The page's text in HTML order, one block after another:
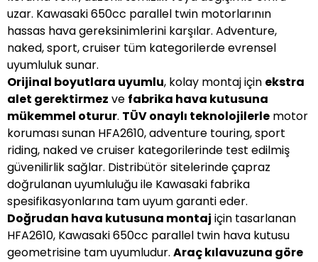
uzar. Kawasaki 650cc parallel twin motorlarının
hassas hava gereksinimlerini karşılar. Adventure,
naked, sport, cruiser tüm kategorilerde evrensel
uyumluluk sunar.
Orijinal boyutlara uyumlu, kolay montaj için ekstra
alet gerektirmez ve fabrika hava kutusuna
mükemmel oturur. TÜV onaylı teknolojilerle motor
koruması sunan HFA2610, adventure touring, sport
riding, naked ve cruiser kategorilerinde test edilmiş
güvenilirlik sağlar. Distribütör sitelerinde çapraz
doğrulanan uyumluluğu ile Kawasaki fabrika
spesifikasyonlarına tam uyum garanti eder.
Doğrudan hava kutusuna montaj için tasarlanan
HFA2610, Kawasaki 650cc parallel twin hava kutusu
geometrisine tam uyumludur. Araç kılavuzuna göre